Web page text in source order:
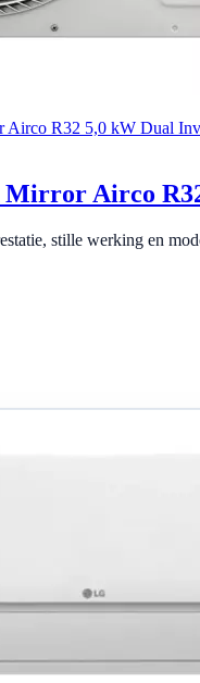
R32 5,0 kW Dual
Airco
stille werking en